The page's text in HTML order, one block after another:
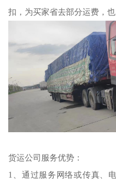
扣，为买家省去部分运费，
货运公司服务优势：
1、通过服务网络或传真、